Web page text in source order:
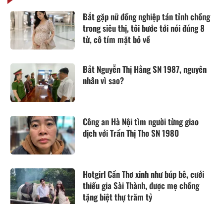
Bắt gặp nữ đồng nghiệp tán tỉnh chồng
trong siêu thị, tôi bước tới nói đúng 8
từ, cô tím mặt bỏ về
Bắt Nguyễn Thị Hằng SN 1987, nguyên
nhân vì sao?
Công an Hà Nội tìm người từng giao
dịch với Trần Thị Tho SN 1980
Hotgirl Cần Thơ xinh như búp bê, cưới
thiếu gia Sài Thành, được mẹ chồng
tặng biệt thự trăm tỷ